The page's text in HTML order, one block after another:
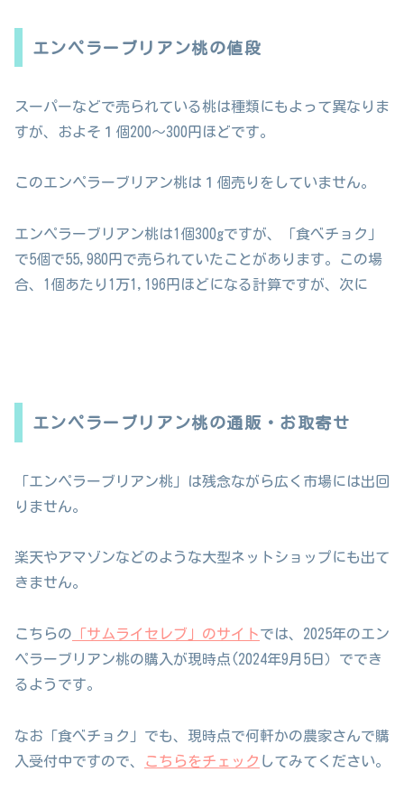
エンペラーブリアン桃の値段
スーパーなどで売られている桃は種類にもよって異なりま
すが、およそ１個200〜300円ほどです。
このエンペラーブリアン桃は１個売りをしていません。
エンペラーブリアン桃は1個300gですが、「食べチョク」
で5個で55,980円で売られていたことがあります。この場
合、1個あたり1万1,196円ほどになる計算ですが、次に
エンペラーブリアン桃の通販・お取寄せ
「エンペラーブリアン桃」は残念ながら広く市場には出回
りません。
楽天やアマゾンなどのような大型ネットショップにも出て
きません。
こちらの 「サムライセレブ」のサイトでは、2025年のエン
ペラーブリアン桃の購入が現時点(2024年9月5日）ででき
るようです。
なお「食べチョク」でも、現時点で何軒かの農家さんで購
入受付中ですので、
こちらをチェック してみてください。